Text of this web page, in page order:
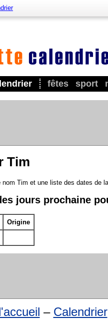
fêtes sport
Tim
nom Tim et une liste des dates de
jours prochaine
Origine
– Calendrier